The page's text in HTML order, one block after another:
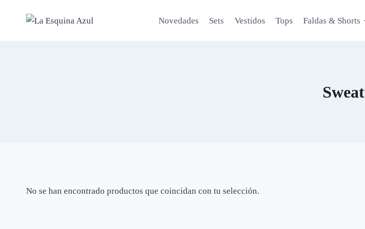
Novedades Sets Vestidos Tops Faldas & Shorts
Sweat
No se han encontrado productos que coincidan con tu selección.